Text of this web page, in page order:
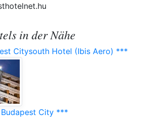
in der Nähe
Citysouth Hotel (Ibis Aero) ***
City ***